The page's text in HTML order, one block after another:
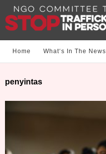
Home What‘s In The News
penyintas